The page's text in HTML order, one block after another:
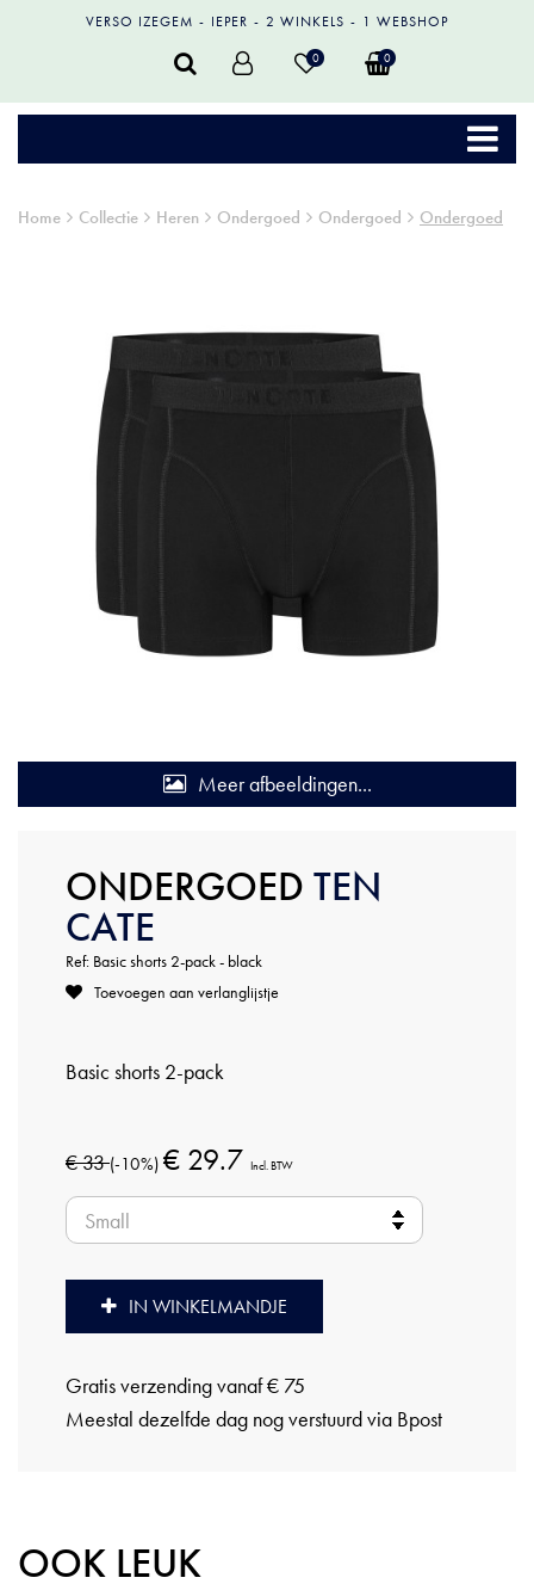
VERSO IZEGEM IEPER 2 WINKELS 1 WEBSHOP
0 0
Home Collectie Heren Ondergoed Ondergoed Ondergoed
Meer afbeeldingen...
ONDERGOED TEN
CATE
Ref: Basic shorts 2-pack - black
Toevoegen aan verlanglijstje
Basic shorts 2-pack
€ 33(-10%) € 29.7 Incl. BTW
IN WINKELMANDJE
Gratis verzending vanaf € 75
Meestal dezelfde dag nog verstuurd via Bpost
OOK LEUK